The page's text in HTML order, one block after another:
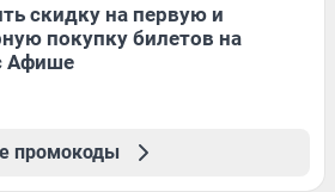
скидку на первую и
покупку билетов на
Афише
промокоды